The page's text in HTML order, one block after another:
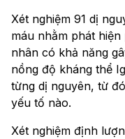
Xét nghiệm 91 dị
máu nhằm phát
nhân có khả năng
nồng độ kháng thể
từng dị nguyên, từ
yếu tố nào.
Xét nghiệm định